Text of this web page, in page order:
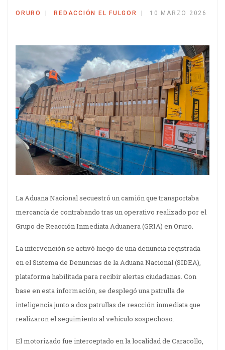
ORURO REDACCIÓN EL FULGOR 10 MARZO 2026
La Aduana Nacional secuestró un camión que transportaba
mercancía de contrabando tras un operativo realizado por el
Grupo de Reacción Inmediata Aduanera (GRIA) en Oruro.
La intervención se activó luego de una denuncia registrada
en el Sistema de Denuncias de la Aduana Nacional (SIDEA),
plataforma habilitada para recibir alertas ciudadanas. Con
base en esta información, se desplegó una patrulla de
inteligencia junto a dos patrullas de reacción inmediata que
realizaron el seguimiento al vehículo sospechoso.
El motorizado fue interceptado en la localidad de Caracollo,